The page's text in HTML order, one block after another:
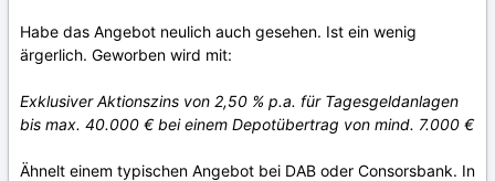
Habe das Angebot neulich auch gesehen. Ist ein wenig
ärgerlich. Geworben wird mit:
Exklusiver Aktionszins von 2,50 % p.a. für Tagesgeldanlagen
bis max. 40.000 € bei einem Depotübertrag von mind. 7.000 €
Ähnelt einem typischen Angebot bei DAB oder Consorsbank. In